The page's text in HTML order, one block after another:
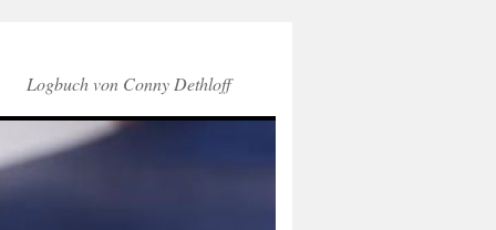
Logbuch von Conny Dethloff